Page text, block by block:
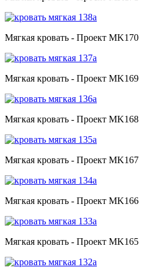
Мягкая кровать - Проект MK170
Мягкая кровать - Проект MK169
Мягкая кровать - Проект MK168
Мягкая кровать - Проект MK167
Мягкая кровать - Проект MK166
Мягкая кровать - Проект MK165